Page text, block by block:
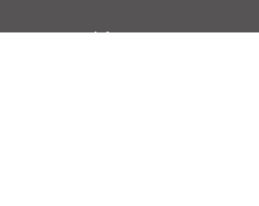
Informations